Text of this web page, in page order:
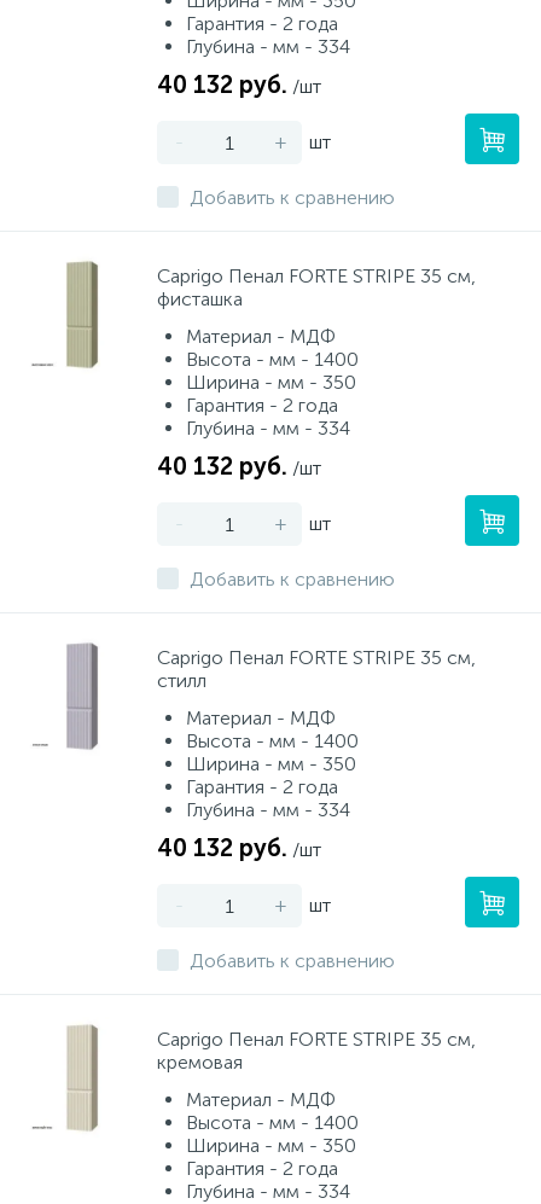
Гарантия - 2 года
Глубина - мм - 334
40 132 руб. /шт
- + шт
Добавить к сравнению
Caprigo Пенал FORTE STRIPE 35 см,
фисташка
Материал - МДФ
Высота - мм - 1400
Ширина - мм - 350
Гарантия - 2 года
Глубина - мм - 334
40 132 руб. /шт
- + шт
Добавить к сравнению
Caprigo Пенал FORTE STRIPE 35 см,
стилл
Материал - МДФ
Высота - мм - 1400
Ширина - мм - 350
Гарантия - 2 года
Глубина - мм - 334
40 132 руб. /шт
- + шт
Добавить к сравнению
Caprigo Пенал FORTE STRIPE 35 см,
кремовая
Материал - МДФ
Высота - мм - 1400
Ширина - мм - 350
Гарантия - 2 года
Глубина - мм - 334